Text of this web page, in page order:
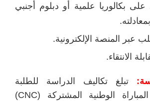
بكالوريا علمية أو دبلوم أجنبي
عبر المنصة الإلكترونية.
الانتقاء.
تبلغ تكاليف الدراسة للطلبة
المقبولين عبر المباراة الوطنية المشتركة (CNC)